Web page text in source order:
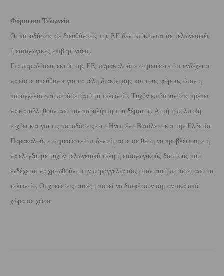
Φόροι και Τελωνεία
Οι παραδόσεις σε διευθύνσεις της ΕΕ δεν υπόκεινται σε τελωνειακές
ή εισαγωγικές επιβαρύνσεις.
Για παραδόσεις εκτός της ΕΕ, παρακαλούμε σημειώστε ότι ενδέχεται
να είστε υπεύθυνοι για τα τέλη διακίνησης και τους φόρους όταν η
παραγγελία σας περάσει από το τελωνείο. Τυχόν επιβαρύνσεις πρέπει
να καταβληθούν από τον παραλήπτη του δέματος. Αυτή η πολιτική
ισχύει και για τις παραδόσεις στο Ηνωμένο Βασίλειο και την Ελβετία.
Παρακαλούμε σημειώστε ότι δεν είμαστε σε θέση να προβλέψουμε ή
να ελέγξουμε τυχόν τελωνειακά τέλη ή εισαγωγικούς δασμούς που
ενδέχεται να χρεωθούν στην παραγγελία σας όταν αυτή περάσει από το
τελωνείο. Οι χρεώσεις αυτές μπορεί να διαφέρουν σημαντικά από
χώρα σε χώρα.